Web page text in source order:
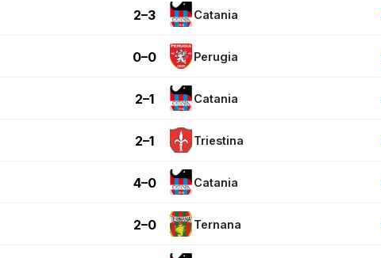
2–3 Catania
0–0 Perugia
2–1 Catania
2–1 Triestina
4–0 Catania
2–0 Ternana